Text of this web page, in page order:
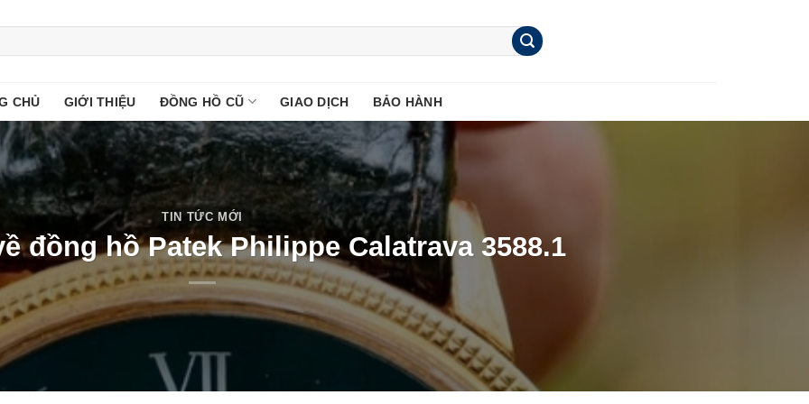
CHỦ GIỚI THIỆU ĐỒNG HỒ CŨ GIAO DỊCH BẢO HÀNH
TIN TỨC MỚI
đồng hồ Patek Philippe Calatrava 3588.1